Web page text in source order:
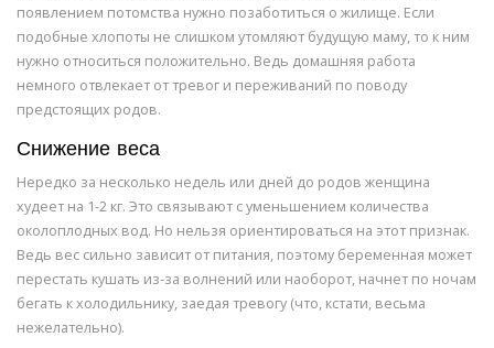
появлением потомства нужно позаботиться о жилище. Если
подобные хлопоты не слишком утомляют будущую маму, то к ним
нужно относиться положительно. Ведь домашняя работа
немного отвлекает от тревог и переживаний по поводу
предстоящих родов.
Снижение веса
Нередко за несколько недель или дней до родов женщина
худеет на 1-2 кг. Это связывают с уменьшением количества
околоплодных вод. Но нельзя ориентироваться на этот признак.
Ведь вес сильно зависит от питания, поэтому беременная может
перестать кушать из-за волнений или наоборот, начнет по ночам
бегать к холодильнику, заедая тревогу (что, кстати, весьма
нежелательно).